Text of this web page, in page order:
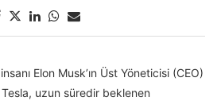
Elon Musk’ın Üst Yöneticisi (CEO)
uzun süredir beklenen